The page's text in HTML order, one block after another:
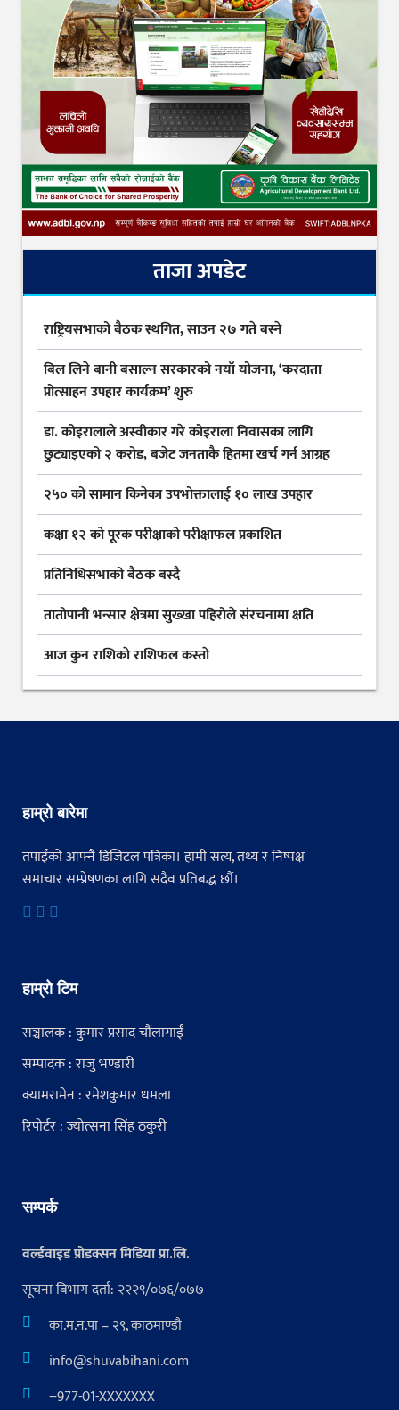
ताजा अपडेट
राष्ट्रियसभाको बैठक स्थगित, साउन २७ गते बस्ने
बिल लिने बानी बसाल्न सरकारको नयाँ योजना, ‘करदाता
प्रोत्साहन उपहार कार्यक्रम’ शुरु
डा. कोइरालाले अस्वीकार गरे कोइराला निवासका लागि
छुट्याइएको २ करोड, बजेट जनताकै हितमा खर्च गर्न आग्रह
२५० को सामान किनेका उपभोक्तालाई १० लाख उपहार
कक्षा १२ को पूरक परीक्षाको परीक्षाफल प्रकाशित
प्रतिनिधिसभाको बैठक बस्दै
तातोपानी भन्सार क्षेत्रमा सुख्खा पहिरोले संरचनामा क्षति
आज कुन राशिकाे राशिफल कस्ताे
हाम्रो बारेमा
तपाईंको आफ्नै डिजिटल पत्रिका। हामी सत्य, तथ्य र निष्पक्ष
समाचार सम्प्रेषणका लागि सदैव प्रतिबद्ध छौं।
हाम्रो टिम
सञ्चालक : कुमार प्रसाद चौंलागाईं
सम्पादक : राजु भण्डारी
क्यामरामेन : रमेशकुमार धमला
रिपोर्टर : ज्योत्सना सिंह ठकुरी
सम्पर्क
वर्ल्डवाइड प्रोडक्सन मिडिया प्रा.लि.
सूचना बिभाग दर्ता: २२२९/०७६/०७७
का.म.न.पा – २९, काठमाण्डौ
info@shuvabihani.com
+977-01-XXXXXXX